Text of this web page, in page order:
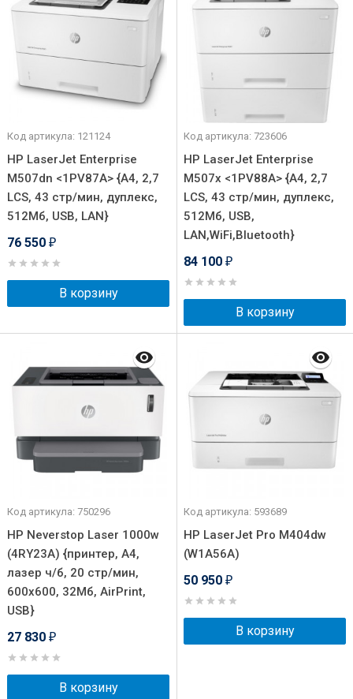
Код артикула: 121124
HP LaserJet Enterprise
M507dn <1PV87A> {A4, 2,7
LCS, 43 стр/мин, дуплекс,
512Мб, USB, LAN}
76 550 ₽
В корзину
Код артикула: 723606
HP LaserJet Enterprise
M507x <1PV88A> {A4, 2,7
LCS, 43 стр/мин, дуплекс,
512Мб, USB,
LAN,WiFi,Bluetooth}
84 100 ₽
В корзину
Код артикула: 750296
HP Neverstop Laser 1000w
(4RY23A) {принтер, A4,
лазер ч/б, 20 стр/мин,
600х600, 32Мб, AirPrint,
USB}
27 830 ₽
В корзину
Код артикула: 593689
HP LaserJet Pro M404dw
(W1A56A)
50 950 ₽
В корзину